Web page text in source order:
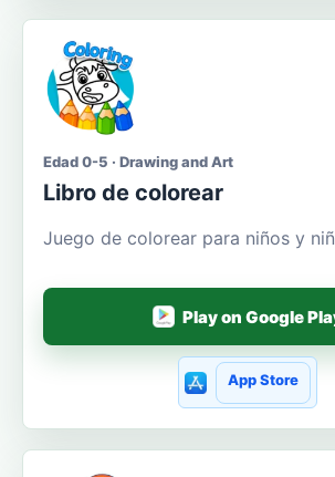
Edad 0-5 · Drawing and Art
Libro de colorear
Juego de colorear para niños y
Play on Google
App Store